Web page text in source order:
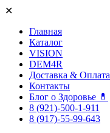
✕
Главная
Каталог
VISION
DEM4R
Доставка & Оплата
Контакты
Блог о Здоровье 💊
8 (921)-500-1-911
8 (917)-55-99-643